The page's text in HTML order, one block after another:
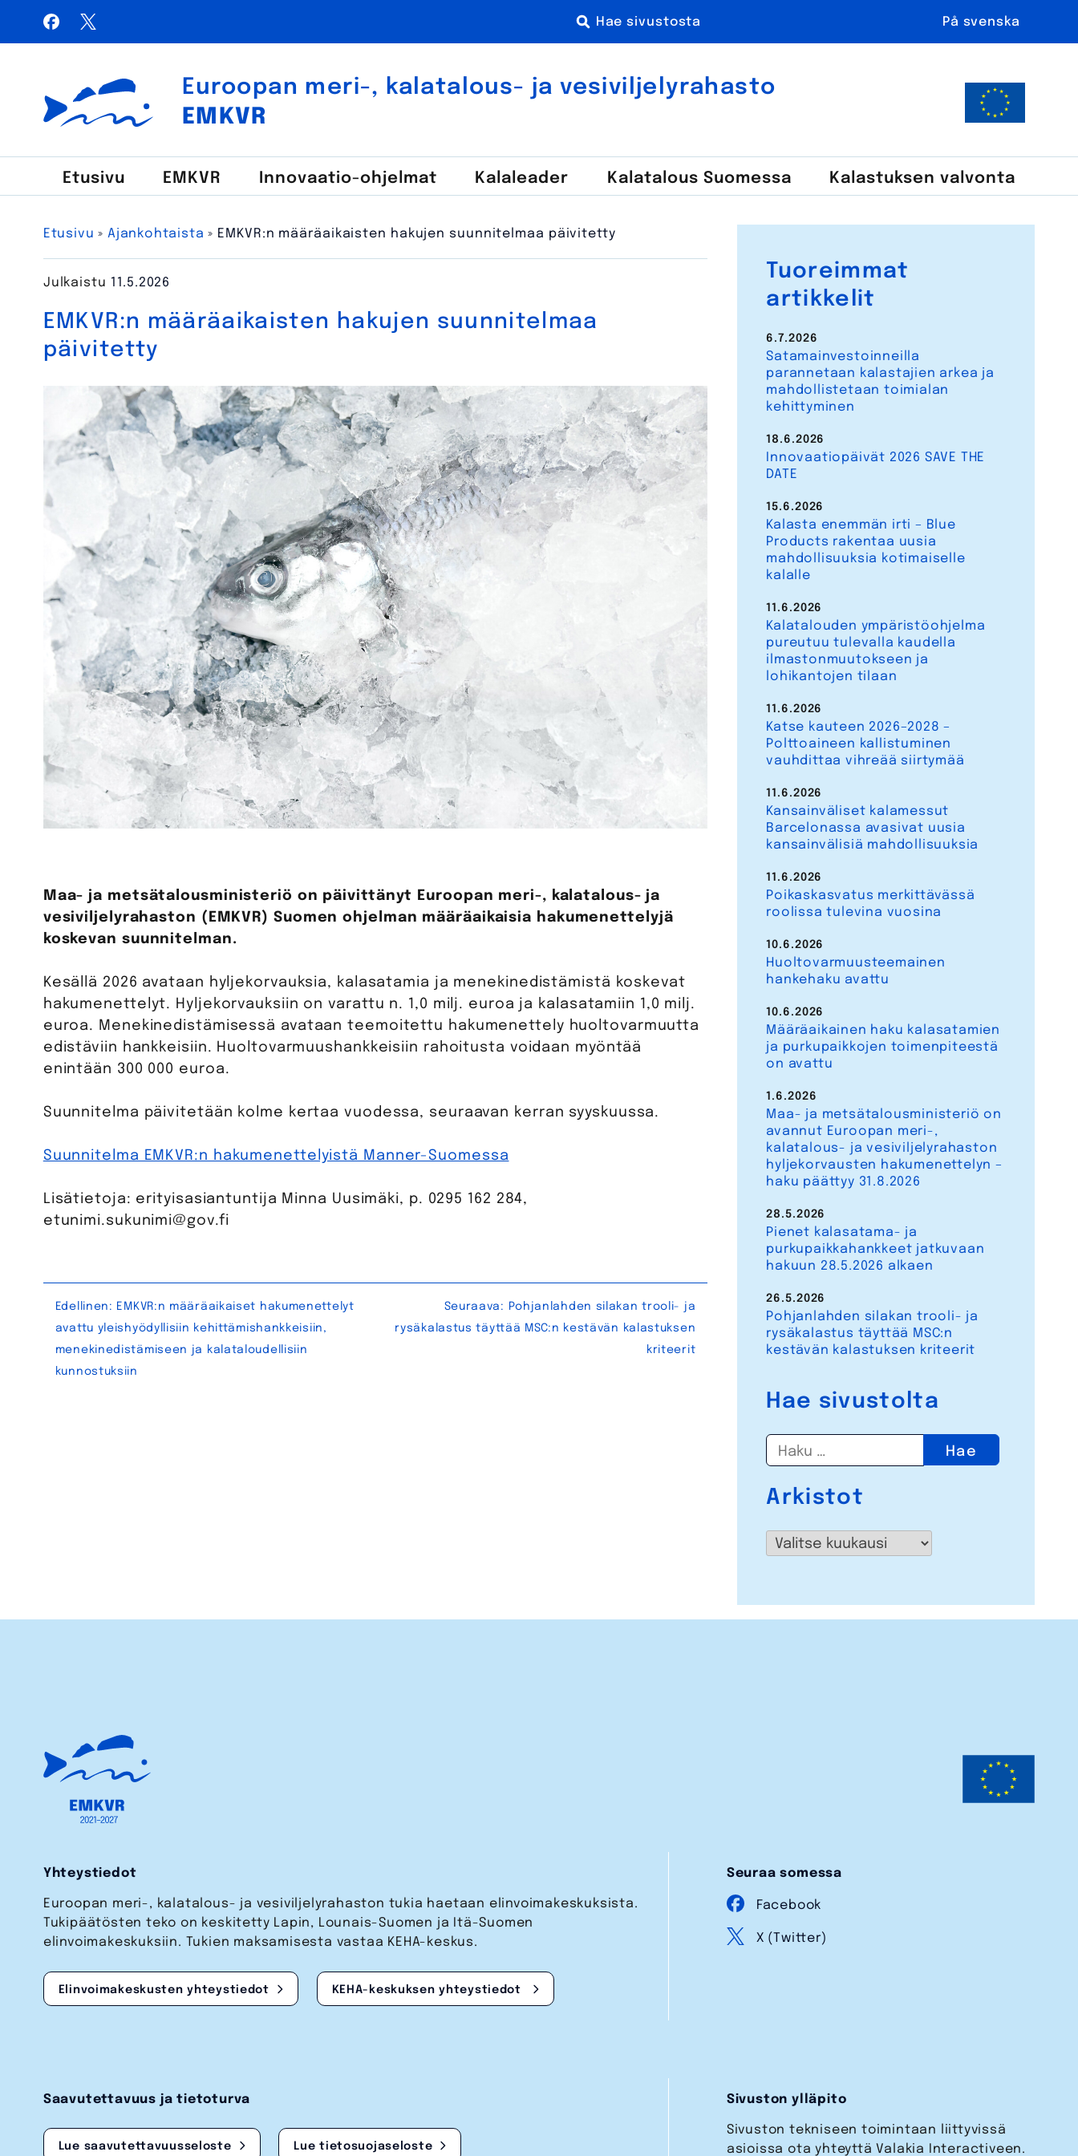
sisältöön
Facebook
På svenska
Euroopan meri-, kalatalous- ja vesiviljelyrahasto
Euroopan meri-, kala­talous- ja vesi­viljely­rahasto
EMKVR
Etusivu EMKVR Innovaatio-ohjelmat Kala­leader Kalatalous Suomessa Kalastuksen valvonta
Etusivu »Ajankohtaista » EMKVR:n määräaikaisten hakujen suunnitelmaa päivitetty
EMKVR:n määräaikaisten hakujen suunnitelmaa
päivitetty
Julkaistu 11.5.2026
Maa- ja metsätalousministeriö on päivittänyt Euroopan meri-, kalatalous- ja
vesiviljelyrahaston (EMKVR) Suomen ohjelman määräaikaisia hakumenettelyjä
koskevan suunnitelman.
Kesällä 2026 avataan hyljekorvauksia, kalasatamia ja menekinedistämistä koskevat
hakumenettelyt. Hyljekorvauksiin on varattu n. 1,0 milj. euroa ja kalasatamiin 1,0 milj.
euroa. Menekinedistämisessä avataan teemoitettu hakumenettely huoltovarmuutta
edistäviin hankkeisiin. Huoltovarmuushankkeisiin rahoitusta voidaan myöntää
enintään 300 000 euroa.
Suunnitelma päivitetään kolme kertaa vuodessa, seuraavan kerran syyskuussa.
Suunnitelma EMKVR:n hakumenettelyistä Manner-Suomessa
Lisätietoja: erityisasiantuntija Minna Uusimäki, p. 0295 162 284,
etunimi.sukunimi@gov.fi
Artikkelien
selaus
Edellinen: EMKVR:n määräaikaiset hakumenettelyt
avattu yleishyödyllisiin kehittämishankkeisiin,
menekinedistämiseen ja kalataloudellisiin
kunnostuksiin
Seuraava:
Pohjanlahden silakan trooli- ja
rysäkalastus täyttää MSC:n kestävän kalastuksen
kriteerit
Tuoreimmat
artikkelit
Satamainvestoinneilla
parannetaan kalastajien arkea ja
mahdollistetaan toimialan
kehittyminen
6.7.2026
Innovaatiopäivät 2026 SAVE THE
DATE
18.6.2026
Kalasta enemmän irti – Blue
Products rakentaa uusia
mahdollisuuksia kotimaiselle
kalalle
15.6.2026
Kalatalouden ympäristöohjelma
pureutuu tulevalla kaudella
ilmastonmuutokseen ja
lohikantojen tilaan
11.6.2026
Katse kauteen 2026–2028 –
Polttoaineen kallistuminen
vauhdittaa vihreää siirtymää
11.6.2026
Kansainväliset kalamessut
Barcelonassa avasivat uusia
kansainvälisiä mahdollisuuksia
11.6.2026
Poikaskasvatus merkittävässä
roolissa tulevina vuosina
11.6.2026
Huoltovarmuusteemainen
hankehaku avattu
10.6.2026
Määräaikainen haku kalasatamien
ja purkupaikkojen toimenpiteestä
on avattu
10.6.2026
Maa- ja metsätalousministeriö on
avannut Euroopan meri-,
kalatalous- ja vesiviljelyrahaston
hyljekorvausten hakumenettelyn –
haku päättyy 31.8.2026
1.6.2026
Pienet kalasatama- ja
purkupaikkahankkeet jatkuvaan
hakuun 28.5.2026 alkaen
28.5.2026
Pohjanlahden silakan trooli- ja
rysäkalastus täyttää MSC:n
kestävän kalastuksen kriteerit
26.5.2026
Hae sivustolta
Haku:
Arkistot
Arkistot
Yhteystiedot
Euroopan meri-, kalatalous- ja vesi­viljelyrahaston tukia haetaan elinvoimakeskuksista.
Tukipäätösten teko on keskitetty Lapin, Lounais-Suomen ja Itä-Suomen
elinvoimakeskuksiin. Tukien maksamisesta vastaa KEHA-keskus.
Elinvoimakeskusten yhteystiedot KEHA-keskuksen yhteystiedot
Seuraa somessa
Facebook
X (Twitter)
Saavutettavuus ja tietoturva
Lue saavutettavuusseloste Lue tietosuojaseloste
Sivuston ylläpito
Sivuston tekniseen toimintaan liittyvissä
asioissa ota yhteyttä Valakia Interactiveen.